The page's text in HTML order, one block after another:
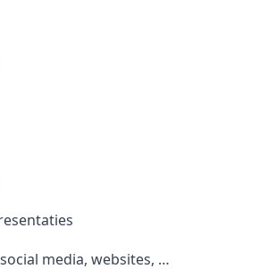
media, websites, …